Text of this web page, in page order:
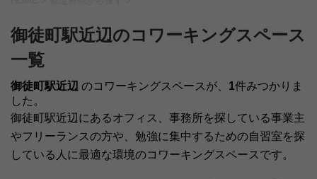
御徒町駅近辺のコワーキングスペース
一覧
御徒町駅近辺 のコワーキングスペースが、 1件みつかりま
した。
御徒町駅近辺にあるオフィス、事務所を探している事業主
やフリーランスの方や、勉強に集中するための自習室を探
している人に最適な環境のコワーキングスペースです。